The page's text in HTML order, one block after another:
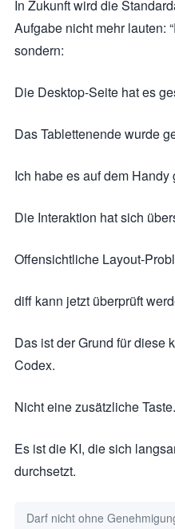
In Zukunft wird die
Aufgabe nicht mehr lauten:
sondern:
Die Desktop-Seite hat es
Das Tablettenende wurde
Ich habe es auf dem Handy
Die Interaktion hat sich
Offensichtliche Layout-
diff kann jetzt überprüft
Das ist der Grund für diese
Codex.
Nicht eine zusätzliche Taste.
Es ist die KI, die sich
durchsetzt.
Darf nicht ohne